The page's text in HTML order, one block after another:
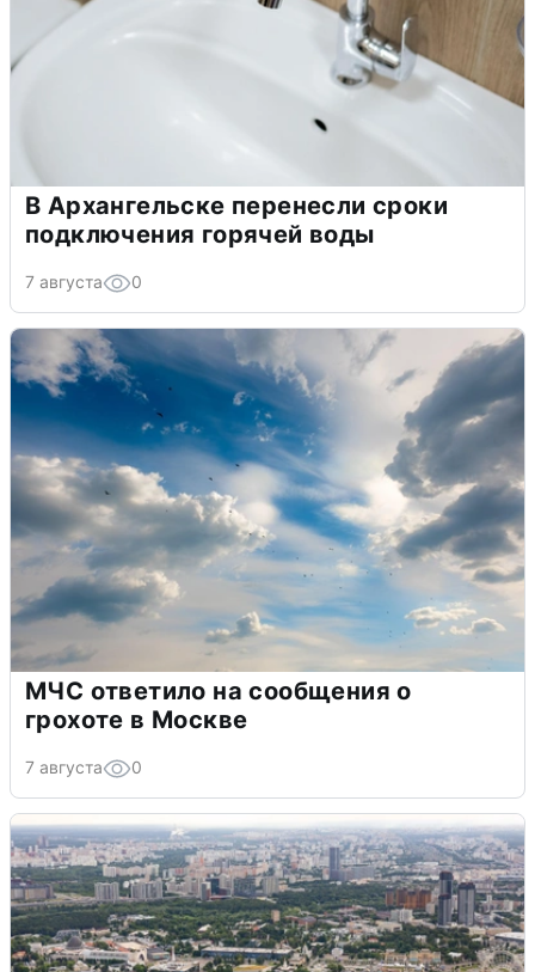
В Архангельске перенесли сроки
подключения горячей воды
7 августа 0
МЧС ответило на сообщения о
грохоте в Москве
7 августа 0